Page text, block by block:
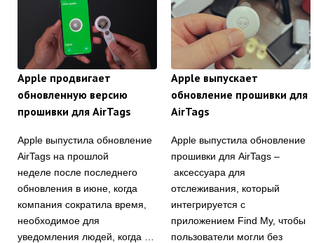
Apple продвигает
обновленную версию
прошивки для AirTags
Apple выпустила обновление
AirTags на прошлой
неделе после последнего
обновления в июне, когда
компания сократила время,
необходимое для
уведомления людей, когда …
Apple выпускает
обновление прошивки для
AirTags
Apple выпустила обновление
прошивки для AirTags –
аксессуара для
отслеживания, который
интегрируется с
приложением Find My, чтобы
пользователи могли без